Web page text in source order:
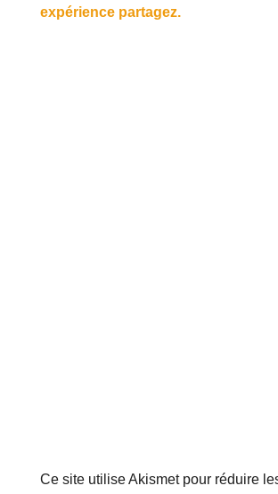
expérience partagez.
Ce site utilise Akismet pour réduire